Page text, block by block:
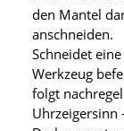
den Mantel
anschneiden.
Schneidet
Werkzeug
folgt
Uhrzeigersinn